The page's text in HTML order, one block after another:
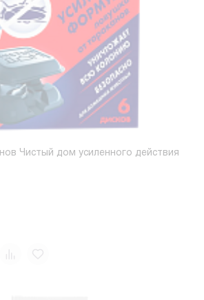
Чистый дом усиленного действия